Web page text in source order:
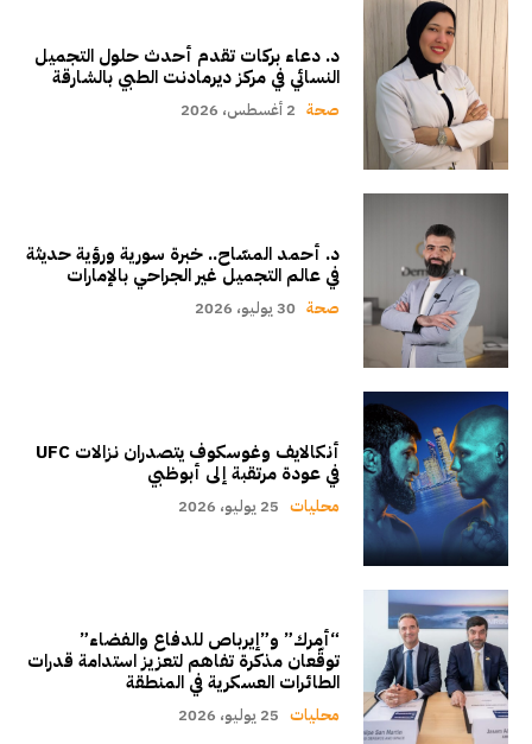
د. دعاء بركات تقدم أحدث حلول التجميل
النسائي في مركز ديرمادنت الطبي بالشارقة
صحة 2 أغسطس، 2026
د. أحمد المسّاح.. خبرة سورية ورؤية حديثة
في عالم التجميل غير الجراحي بالإمارات
صحة 30 يوليو، 2026
أنكالايف وغوسكوف يتصدران نزالات UFC
في عودة مرتقبة إلى أبوظبي
محليات 25 يوليو، 2026
“أمرك” و”إيرباص للدفاع والفضاء”
توقّعان مذكرة تفاهم لتعزيز استدامة قدرات
الطائرات العسكرية في المنطقة
محليات 25 يوليو، 2026